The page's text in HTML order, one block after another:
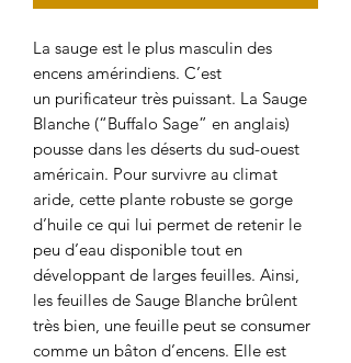
La sauge est le plus masculin des
encens amérindiens. C’est
un purificateur très puissant. La Sauge
Blanche (“Buffalo Sage” en anglais)
pousse dans les déserts du sud-ouest
américain. Pour survivre au climat
aride, cette plante robuste se gorge
d’huile ce qui lui permet de retenir le
peu d’eau disponible tout en
développant de larges feuilles. Ainsi,
les feuilles de Sauge Blanche brûlent
très bien, une feuille peut se consumer
comme un bâton d’encens. Elle est